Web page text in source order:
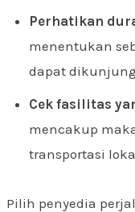
Perhatikan
menentukan
dapat
Cek fasilitas
mencakup
transportasi
Pilih penyedia